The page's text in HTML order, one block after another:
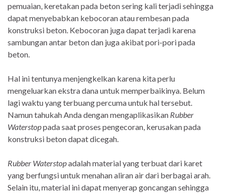
pemuaian, keretakan pada beton sering kali terjadi sehingga
dapat menyebabkan kebocoran atau rembesan pada
konstruksi beton. Kebocoran juga dapat terjadi karena
sambungan antar beton dan juga akibat pori-pori pada
beton.
Hal ini tentunya menjengkelkan karena kita perlu
mengeluarkan ekstra dana untuk memperbaikinya. Belum
lagi waktu yang terbuang percuma untuk hal tersebut.
Namun tahukah Anda dengan mengaplikasikan Rubber
Waterstoppada saat proses pengecoran, kerusakan pada
konstruksi beton dapat dicegah.
Rubber Waterstopadalah material yang terbuat dari karet
yang berfungsi untuk menahan aliran air dari berbagai arah.
Selain itu, material ini dapat menyerap goncangan sehingga